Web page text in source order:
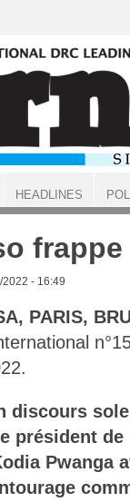
- 16:49
PARIS,
discours
président
Pwanga
HEADLINES